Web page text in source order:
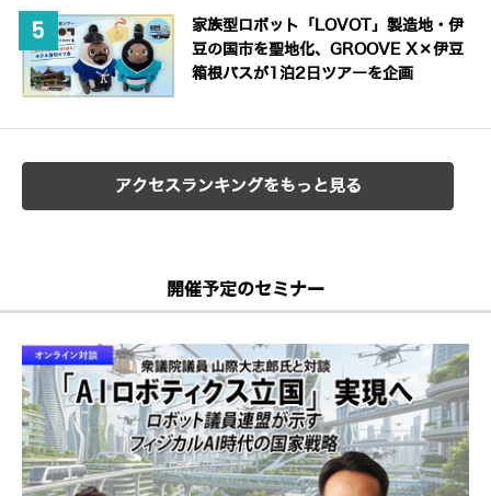
家族型ロボット「LOVOT」製造地・伊
豆の国市を聖地化、GROOVE X×伊豆
箱根バスが1泊2日ツアーを企画
アクセスランキングをもっと見る
開催予定のセミナー